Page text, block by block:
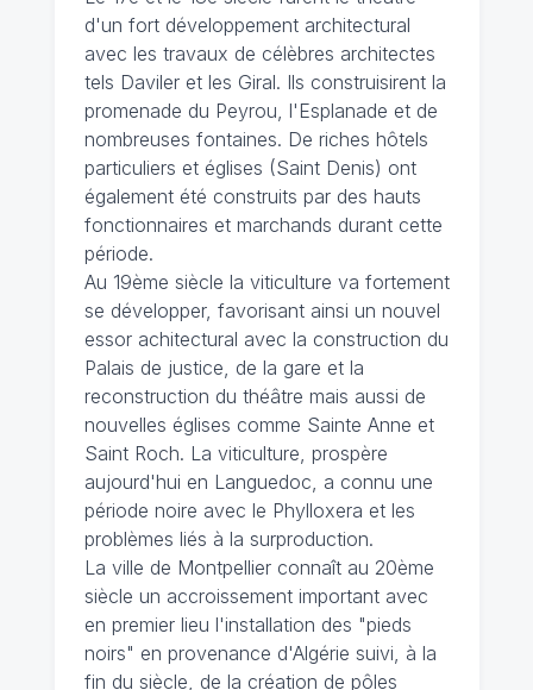
d'un fort développement architectural
avec les travaux de célèbres architectes
tels Daviler et les Giral. Ils construisirent la
promenade du Peyrou, l'Esplanade et de
nombreuses fontaines. De riches hôtels
particuliers et églises (Saint Denis) ont
également été construits par des hauts
fonctionnaires et marchands durant cette
période.
Au 19ème siècle la viticulture va fortement
se développer, favorisant ainsi un nouvel
essor achitectural avec la construction du
Palais de justice, de la gare et la
reconstruction du théâtre mais aussi de
nouvelles églises comme Sainte Anne et
Saint Roch. La viticulture, prospère
aujourd'hui en Languedoc, a connu une
période noire avec le Phylloxera et les
problèmes liés à la surproduction.
La ville de Montpellier connaît au 20ème
siècle un accroissement important avec
en premier lieu l'installation des "pieds
noirs" en provenance d'Algérie suivi, à la
fin du siècle, de la création de pôles